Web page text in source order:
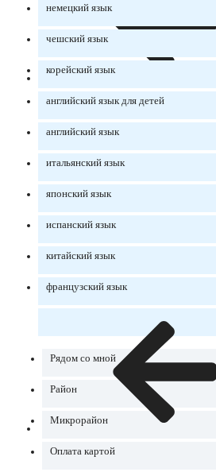
немецкий язык
чешский язык
корейский язык
английский язык для детей
английский язык
итальянский язык
японский язык
испанский язык
китайский язык
французский язык
Рядом со мной
Район
Микрорайон
Оплата картой